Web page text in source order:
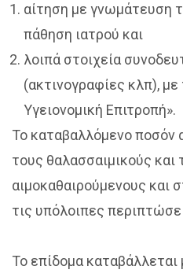
αίτηση με γνωμάτευση
πάθηση ιατρού και
λοιπά στοιχεία
(ακτινογραφίες κλπ), με
Υγειονομική Επιτροπή».
Το καταβαλλόμενο ποσόν
τους θαλασσαιμικούς και
αιμοκαθαιρούμενους και
τις υπόλοιπες
Το επίδομα καταβάλλεται